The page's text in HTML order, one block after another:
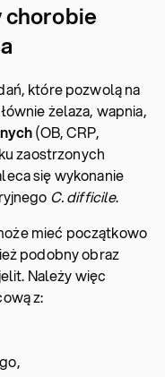
chorobie
które pozwolą na
żelaza, wapnia,
(OB, CRP,
zaostrzonych
się wykonanie
C. difficile.
mieć początkowo
podobny obraz
Należy więc
z: